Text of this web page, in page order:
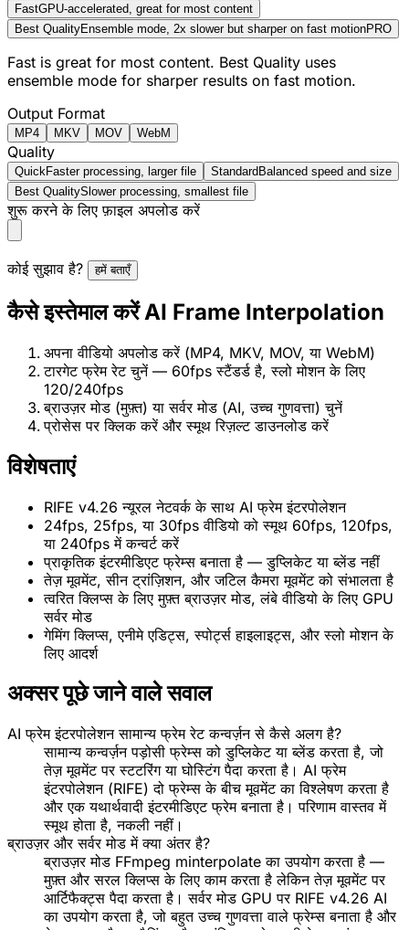
FastGPU-accelerated, great for most content
Best QualityEnsemble mode, 2x slower but sharper on fast motionPRO
Fast is great for most content. Best Quality uses
ensemble mode for sharper results on fast motion.
Output Format
MP4 MKV MOV WebM
Quality
Quick Faster processing, larger file Standard Balanced speed and size
Best QualitySlower processing, smallest file
शुरू करने के लिए फ़ाइल अपलोड करें
कोई सुझाव है? हमें बताएँ
कैसे इस्तेमाल करें AI Frame Interpolation
अपना वीडियो अपलोड करें (MP4, MKV, MOV, या WebM)
टारगेट फ्रेम रेट चुनें — 60fps स्टैंडर्ड है, स्लो मोशन के लिए
120/240fps
ब्राउज़र मोड (मुफ़्त) या सर्वर मोड (AI, उच्च गुणवत्ता) चुनें
प्रोसेस पर क्लिक करें और स्मूथ रिज़ल्ट डाउनलोड करें
विशेषताएं
RIFE v4.26 न्यूरल नेटवर्क के साथ AI फ्रेम इंटरपोलेशन
24fps, 25fps, या 30fps वीडियो को स्मूथ 60fps, 120fps,
या 240fps में कन्वर्ट करें
प्राकृतिक इंटरमीडिएट फ्रेम्स बनाता है — डुप्लिकेट या ब्लेंड नहीं
तेज़ मूवमेंट, सीन ट्रांज़िशन, और जटिल कैमरा मूवमेंट को संभालता है
त्वरित क्लिप्स के लिए मुफ़्त ब्राउज़र मोड, लंबे वीडियो के लिए GPU
सर्वर मोड
गेमिंग क्लिप्स, एनीमे एडिट्स, स्पोर्ट्स हाइलाइट्स, और स्लो मोशन के
लिए आदर्श
अक्सर पूछे जाने वाले सवाल
AI फ्रेम इंटरपोलेशन सामान्य फ्रेम रेट कन्वर्ज़न से कैसे अलग है?
सामान्य कन्वर्ज़न पड़ोसी फ्रेम्स को डुप्लिकेट या ब्लेंड करता है, जो
तेज़ मूवमेंट पर स्टटरिंग या घोस्टिंग पैदा करता है। AI फ्रेम
इंटरपोलेशन (RIFE) दो फ्रेम्स के बीच मूवमेंट का विश्लेषण करता है
और एक यथार्थवादी इंटरमीडिएट फ्रेम बनाता है। परिणाम वास्तव में
स्मूथ होता है, नकली नहीं।
ब्राउज़र और सर्वर मोड में क्या अंतर है?
ब्राउज़र मोड FFmpeg minterpolate का उपयोग करता है —
मुफ़्त और सरल क्लिप्स के लिए काम करता है लेकिन तेज़ मूवमेंट पर
आर्टिफैक्ट्स पैदा करता है। सर्वर मोड GPU पर RIFE v4.26 AI
का उपयोग करता है, जो बहुत उच्च गुणवत्ता वाले फ्रेम्स बनाता है और